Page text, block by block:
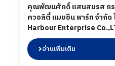
คุณพัฒนศักดิ์ แสนสมรส กร
ควอลิตี้ แมชชีน พาร์ท จำกัด
Harbour Enterprise
โดยทางบริษัท พี ควอลิตี้ แม
ผลิตภัณฑ์ต่าง ๆ รวมถึงการ
ในส่วนของโรงงาน และห้อ
อ่านเพิ่มเติม